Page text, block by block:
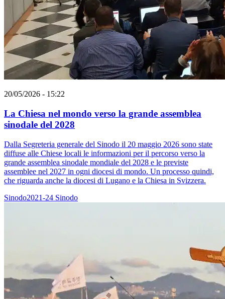
20/05/2026 - 15:22
La Chiesa nel mondo verso la grande assemblea
sinodale del 2028
Dalla Segreteria generale del Sinodo il 20 maggio 2026 sono state
diffuse alle Chiese locali le informazioni per il percorso verso la
grande assemblea sinodale mondiale del 2028 e le previste
assemblee nel 2027 in ogni diocesi di mondo. Un processo quindi,
che riguarda anche la diocesi di Lugano e la Chiesa in Svizzera.
Sinodo2021-24 Sinodo